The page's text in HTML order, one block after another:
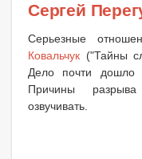
Сергей
Серьезные
Ковальчук ("Тайны
Дело почти дошло
Причины
озвучивать.